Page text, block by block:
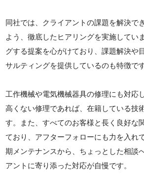
同社では、クライアントの課題を解決で
よう、徹底したヒアリングを実施してい
グする提案を心がけており、課題解決や
サルティングを提供しているのも特徴です
工作機械や電気機械器具の修理にも対応
高くない修理であれば、在籍している技
す。また、すべてのお客様と長く良好な
ており、アフターフォローにも力を入れ
期メンテナンスから、ちょっとした相談
アントに寄り添った対応が自慢です。